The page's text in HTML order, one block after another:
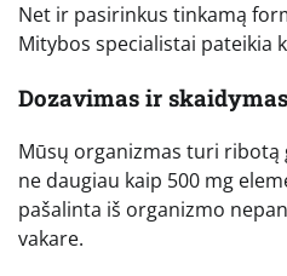
Net ir pasirinkus tinkamą
Mitybos specialistai pateikia
Dozavimas ir skaidymas
Mūsų organizmas turi ribotą
ne daugiau kaip 500 mg
pašalinta iš organizmo
vakare.